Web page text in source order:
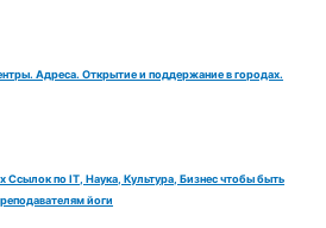
Адреса. Открытие и поддержание в городах.
по IT, Наука, Культура, Бизнес чтобы быть
йоги